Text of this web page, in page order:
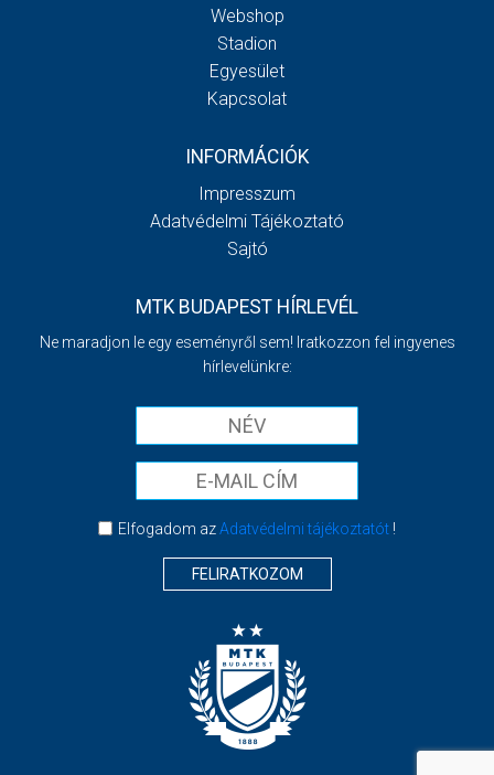
Webshop
Stadion
Egyesület
Kapcsolat
INFORMÁCIÓK
Impresszum
Adatvédelmi Tájékoztató
Sajtó
MTK BUDAPEST HÍRLEVÉL
Ne maradjon le egy eseményről sem! Iratkozzon fel ingyenes
hírlevelünkre:
Elfogadom azAdatvédelmi tájékoztatót!
FELIRATKOZOM